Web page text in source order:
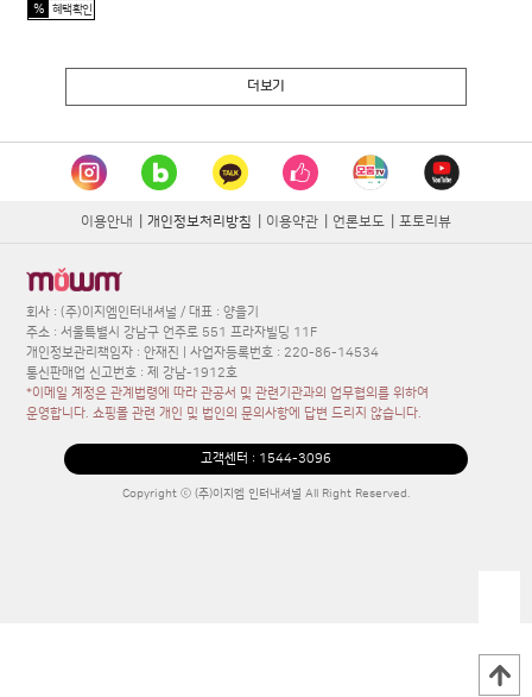
% 혜택확인
더보기
이용안내 개인정보처리방침 이용약관 언론보도 포토리뷰
회사 : (주)이지엠인터내셔널 / 대표 : 양을기
주소 : 서울특별시 강남구 언주로 551 프라자빌딩 11F
개인정보관리책임자 : 안재진 | 사업자등록번호 : 220-86-14534
통신판매업 신고번호 : 제 강남-1912호
*이메일 계정은 관계법령에 따라 관공서 및 관련기관과의 업무협의를 위하여
운영합니다. 쇼핑몰 관련 개인 및 법인의 문의사항에 답변 드리지 않습니다.
고객센터 : 1544-3096
Copyright ⓒ (주)이지엠 인터내셔널 All Right Reserved.